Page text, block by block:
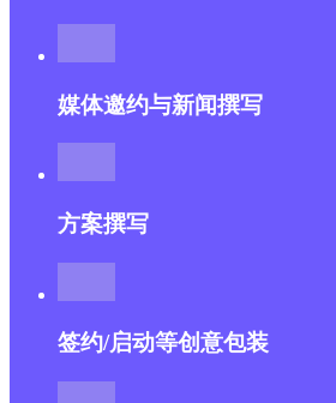
媒体邀约与新闻撰写
方案撰写
签约/启动等创意包装